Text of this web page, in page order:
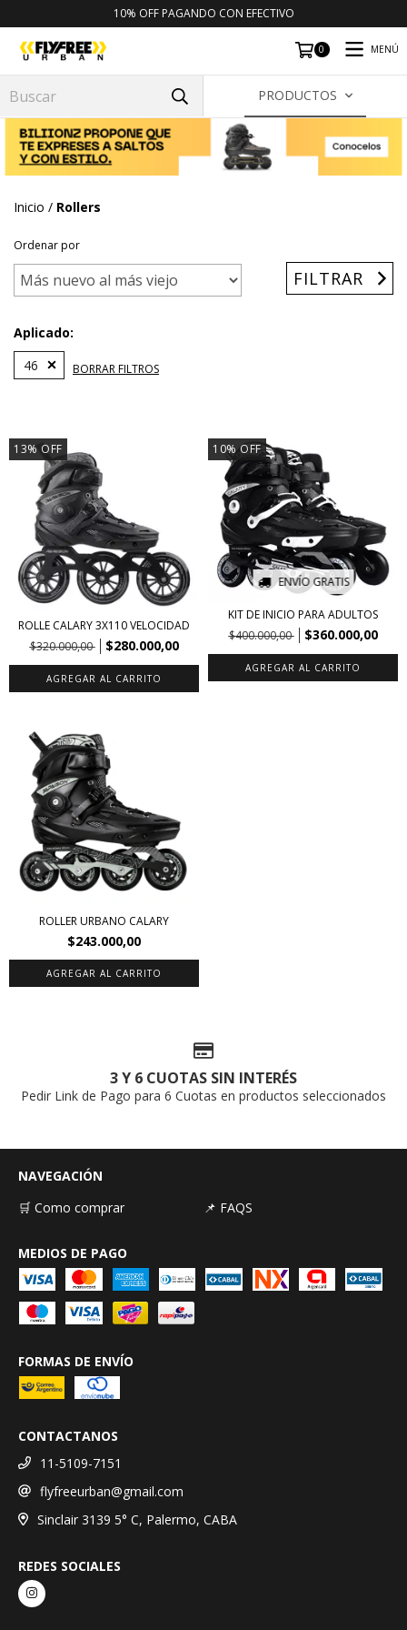
10% OFF PAGANDO CON EFECTIVO
0 MENÚ
PRODUCTOS
Inicio / Rollers
Ordenar por
FILTRAR
Aplicado:
46
BORRAR FILTROS
13% OFF
ROLLE CALARY 3X110 VELOCIDAD
$320.000,00
$280.000,00
AGREGAR AL CARRITO
10%OFF
ENVÍO GRATIS
KIT DE INICIO PARA ADULTOS
$400.000,00
$360.000,00
AGREGAR AL CARRITO
ROLLER URBANO CALARY
$243.000,00
AGREGAR AL CARRITO
3 Y 6 CUOTAS SIN INTERÉS
Pedir Link de Pago para 6 Cuotas en productos seleccionados
NAVEGACIÓN
🛒 Como comprar
📌 FAQS
MEDIOS DE PAGO
FORMAS DE ENVÍO
CONTACTANOS
11-5109-7151
flyfreeurban@gmail.com
Sinclair 3139 5° C, Palermo, CABA
REDES SOCIALES